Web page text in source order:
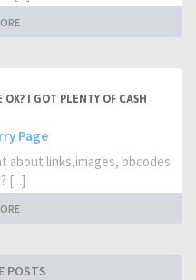
I GOT PLENTY OF CASH
Page
about links,images, bbcodes
[...]
POSTS